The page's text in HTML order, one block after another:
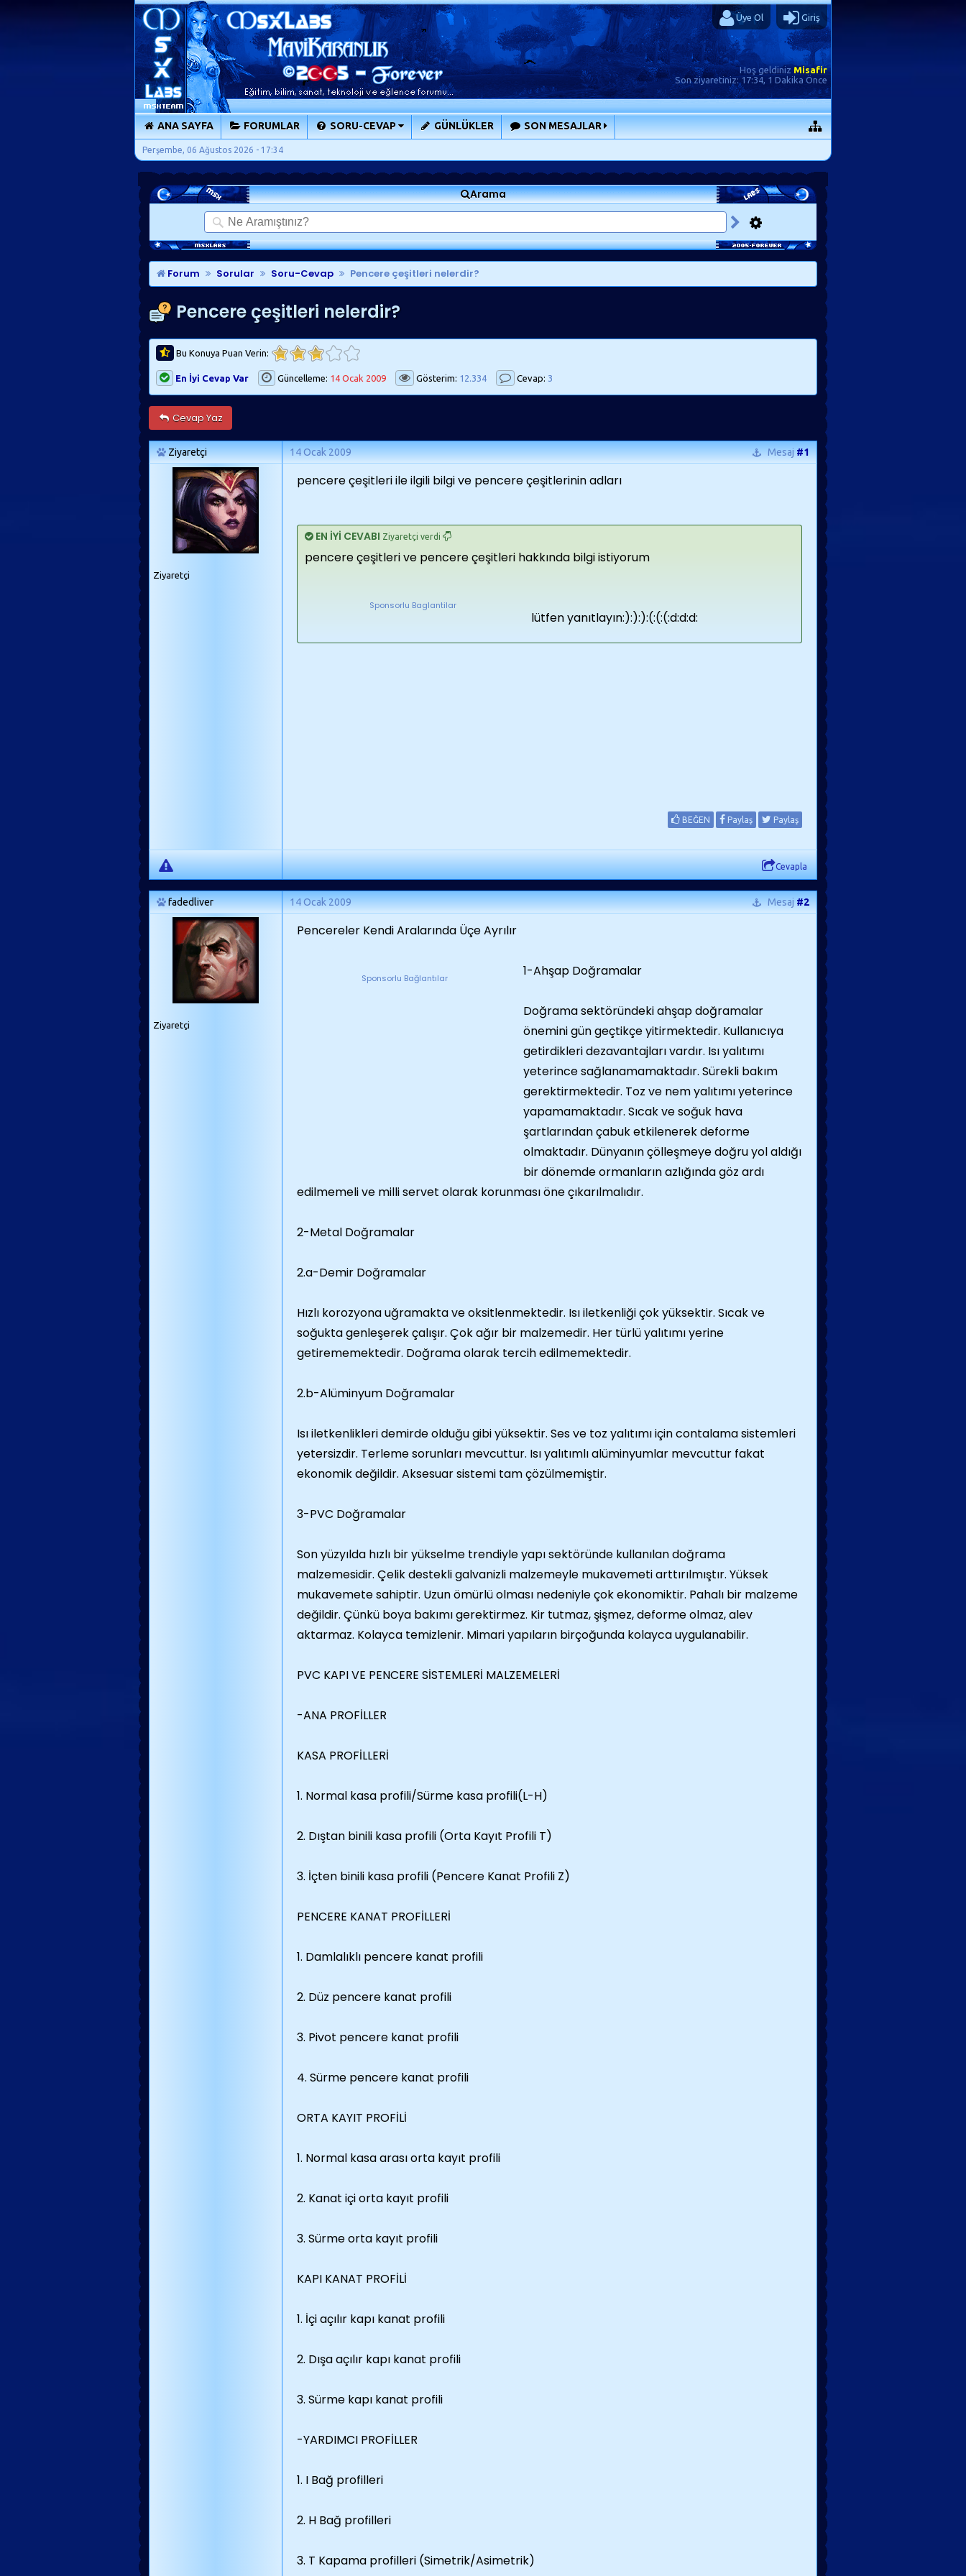
Üye Ol Giriş
Hoş geldiniz Misafir
Son ziyaretiniz:17:34, 1 Dakika Önce
ANA SAYFA FORUMLAR SORU-CEVAP GÜNLÜKLER SON MESAJLAR
Perşembe, 06 Ağustos 2026 - 17:34
Arama
Forum Sorular Soru-Cevap Pencere çeşitleri nelerdir?
Pencere çeşitleri nelerdir?
Bu Konuya Puan Verin:
En İyi Cevap Var Güncelleme: 14 Ocak 2009 Gösterim: 12.334 Cevap: 3
Cevap Yaz
Ziyaretçi 14 Ocak 2009 Mesaj#1
Ziyaretçi
pencere çeşitleri ile ilgili bilgi ve pencere çeşitlerinin adları
EN İYİ CEVABI Ziyaretçi verdi
pencere çeşitleri ve pencere çeşitleri hakkında bilgi istiyorum
Sponsorlu Baglantilar
lütfen yanıtlayın:):):):(:(:(:d:d:d:
BEĞEN Paylaş Paylaş
Cevapla
fadedliver 14 Ocak 2009 Mesaj#2
Ziyaretçi
Pencereler Kendi Aralarında Üçe Ayrılır
Sponsorlu Bağlantılar 1-Ahşap Doğramalar
Doğrama sektöründeki ahşap doğramalar
önemini gün geçtikçe yitirmektedir. Kullanıcıya
getirdikleri dezavantajları vardır. Isı yalıtımı
yeterince sağlanamamaktadır. Sürekli bakım
gerektirmektedir. Toz ve nem yalıtımı yeterince
yapamamaktadır. Sıcak ve soğuk hava
şartlarından çabuk etkilenerek deforme
olmaktadır. Dünyanın çölleşmeye doğru yol aldığı
bir dönemde ormanların azlığında göz ardı
edilmemeli ve milli servet olarak korunması öne çıkarılmalıdır.
2-Metal Doğramalar
2.a-Demir Doğramalar
Hızlı korozyona uğramakta ve oksitlenmektedir. Isı iletkenliği çok yüksektir. Sıcak ve
soğukta genleşerek çalışır. Çok ağır bir malzemedir. Her türlü yalıtımı yerine
getirememektedir. Doğrama olarak tercih edilmemektedir.
2.b-Alüminyum Doğramalar
Isı iletkenlikleri demirde olduğu gibi yüksektir. Ses ve toz yalıtımı için contalama sistemleri
yetersizdir. Terleme sorunları mevcuttur. Isı yalıtımlı alüminyumlar mevcuttur fakat
ekonomik değildir. Aksesuar sistemi tam çözülmemiştir.
3-PVC Doğramalar
Son yüzyılda hızlı bir yükselme trendiyle yapı sektöründe kullanılan doğrama
malzemesidir. Çelik destekli galvanizli malzemeyle mukavemeti arttırılmıştır. Yüksek
mukavemete sahiptir. Uzun ömürlü olması nedeniyle çok ekonomiktir. Pahalı bir malzeme
değildir. Çünkü boya bakımı gerektirmez. Kir tutmaz, şişmez, deforme olmaz, alev
aktarmaz. Kolayca temizlenir. Mimari yapıların birçoğunda kolayca uygulanabilir.
PVC KAPI VE PENCERE SİSTEMLERİ MALZEMELERİ
-ANA PROFİLLER
KASA PROFİLLERİ
1. Normal kasa profili/Sürme kasa profili(L-H)
2. Dıştan binili kasa profili (Orta Kayıt Profili T)
3. İçten binili kasa profili (Pencere Kanat Profili Z)
PENCERE KANAT PROFİLLERİ
1. Damlalıklı pencere kanat profili
2. Düz pencere kanat profili
3. Pivot pencere kanat profili
4. Sürme pencere kanat profili
ORTA KAYIT PROFİLİ
1. Normal kasa arası orta kayıt profili
2. Kanat içi orta kayıt profili
3. Sürme orta kayıt profili
KAPI KANAT PROFİLİ
1. İçi açılır kapı kanat profili
2. Dışa açılır kapı kanat profili
3. Sürme kapı kanat profili
-YARDIMCI PROFİLLER
1. I Bağ profilleri
2. H Bağ profilleri
3. T Kapama profilleri (Simetrik/Asimetrik)